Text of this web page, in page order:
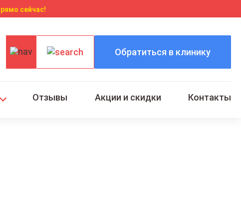
сейчас!
Обратиться в клинику
Отзывы Акции и скидки Контакты